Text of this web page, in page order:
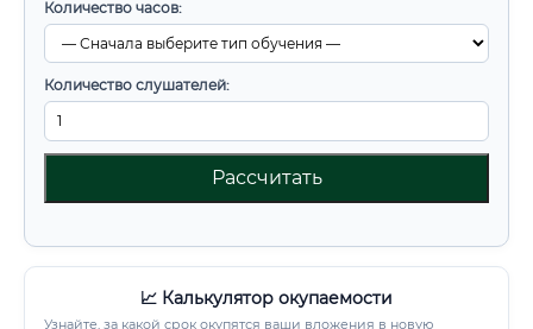
Количество часов:
Количество слушателей:
Рассчитать
📈 Калькулятор окупаемости
Узнайте, за какой срок окупятся ваши вложения в новую